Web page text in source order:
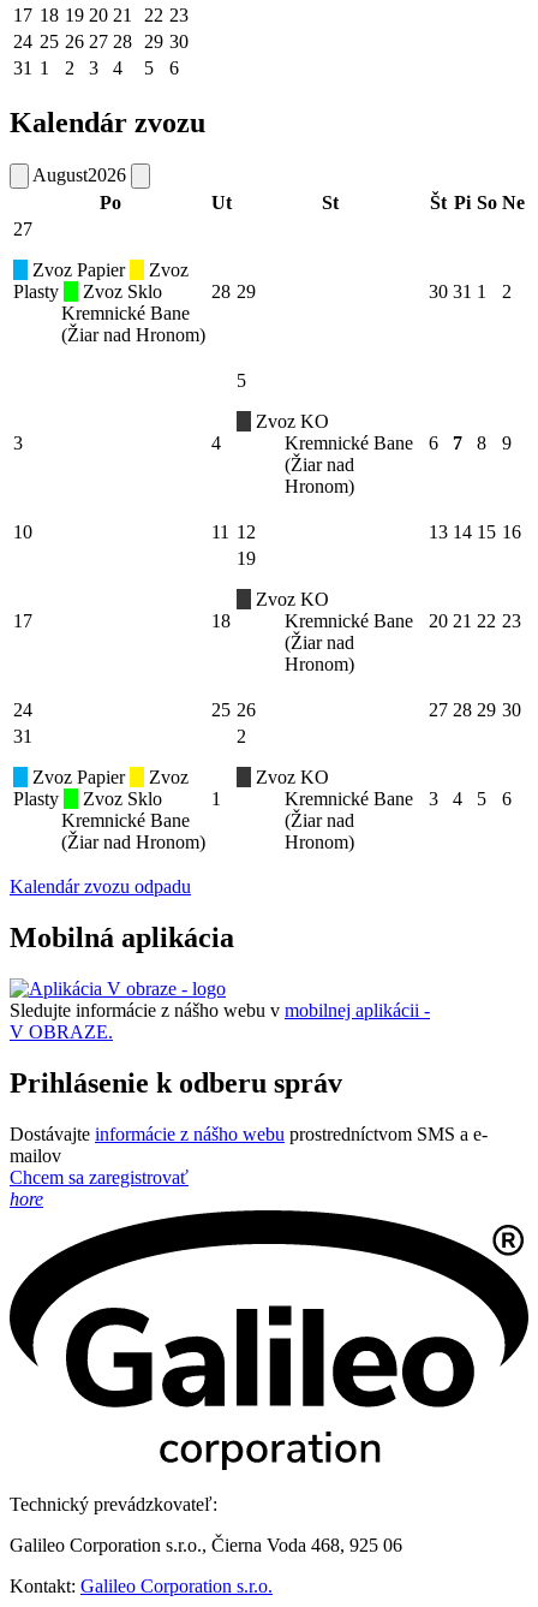
17 18 19 20 21 22 23
24 25 26 27 28 29 30
31 1 2 3 4 5 6
Kalendár zvozu
August2026
Po
Ut St Št Pi So Ne
27
Zvoz Papier
Zvoz
Plasty
Zvoz Sklo
Kremnické Bane
(Žiar nad Hronom)
28 29 30 31 1 2
3 4
5
Zvoz KO
Kremnické Bane
(Žiar nad
Hronom)
6 7 8 9
10 11 12 13 14 15 16
17 18
19
Zvoz KO
Kremnické Bane
(Žiar nad
Hronom)
20 21 22 23
24 25 26 27 28 29 30
31
Zvoz Papier
Zvoz
Plasty
Zvoz Sklo
Kremnické Bane
(Žiar nad Hronom)
1
2
Zvoz KO
Kremnické Bane
(Žiar nad
Hronom)
3 4 5 6
Kalendár zvozu odpadu
Mobilná aplikácia
Sledujte informácie z nášho webu v mobilnej aplikácii -
V OBRAZE.
Prihlásenie k odberu správ
Dostávajte informácie z nášho webu prostredníctvom SMS a e-
mailov
Chcem sa zaregistrovať
hore
Technický prevádzkovateľ:
Galileo Corporation s.r.o., Čierna Voda 468, 925 06
Kontakt: Galileo Corporation s.r.o.